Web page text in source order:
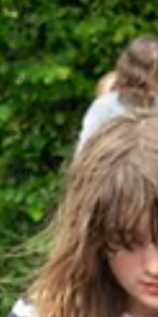
SDG 3
SDG 4
SDG 7
SDG 8
SDG 9
SDG 10
SDG 11
SDG 12
SDG 13
SDG 14
SDG 15
SDG 16
SDG 17